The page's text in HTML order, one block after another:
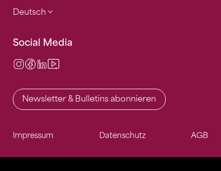
Deutsch
Social Media
Instagram
Facebook
LinkedIn
Newsletter & Bulletins abonnieren
Impressum Datenschutz AGB